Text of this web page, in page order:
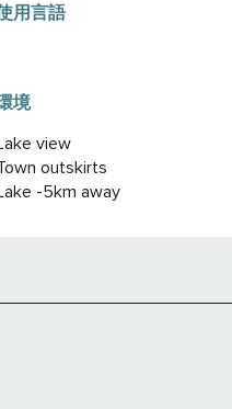
用言語
用言語
境
境
view
outskirts
-5km away